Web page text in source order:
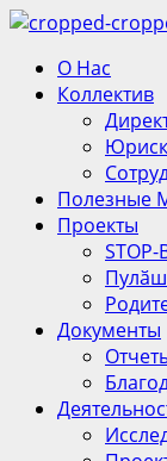
Перейти
содержимому
Основное
меню
О Нас
Коллектив
Полезные
Проекты
Документы